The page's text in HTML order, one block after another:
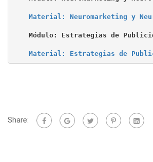
Material: Neuromarketing y
Módulo: Estrategias de
Material: Estrategias de
Share: